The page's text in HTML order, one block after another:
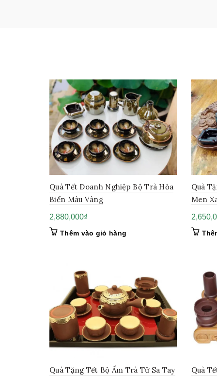
Quà Tết Doanh Nghiệp Bộ Trà Hỏa
Biển Màu Vàng
2,880,000₫
Thêm vào giỏ hàng
Quà
Men
Quà Tặng Tết Bộ Ấm Trà Tử Sa Tay
Quà